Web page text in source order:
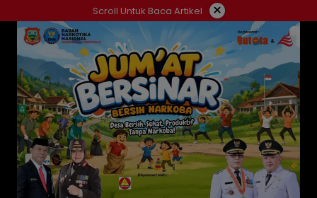
ke
konten
Scroll Untuk Baca Artikel ×